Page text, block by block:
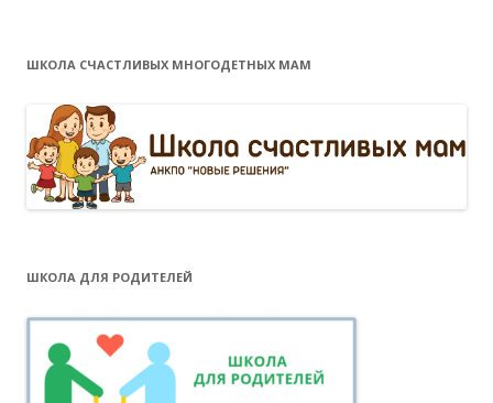
ШКОЛА СЧАСТЛИВЫХ МНОГОДЕТНЫХ МАМ
ШКОЛА ДЛЯ РОДИТЕЛЕЙ